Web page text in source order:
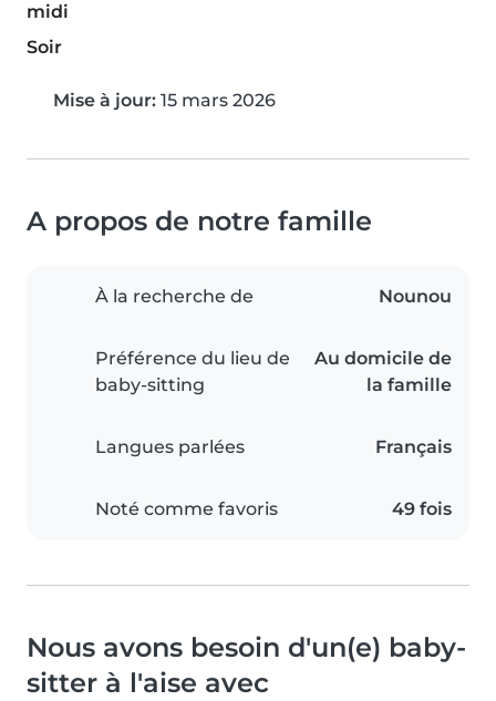
midi
Soir
Mise à jour: 15 mars 2026
A propos de notre famille
À la recherche de Nounou
Préférence du lieu de
baby-sitting
Au domicile de
la famille
Langues parlées Français
Noté comme favoris 49 fois
Nous avons besoin d'un(e) baby-
sitter à l'aise avec